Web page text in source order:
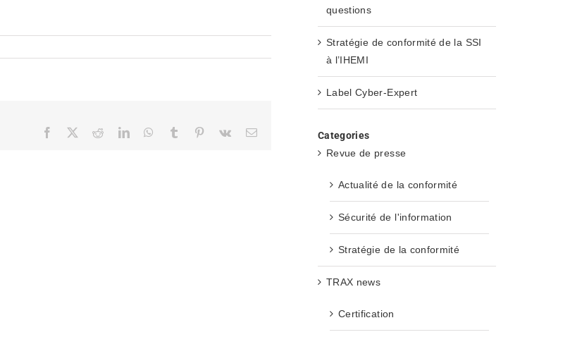
Facebook RedditLinkedInWhatsApp
Tumblr Pinterest
Vk Email
questions
Stratégie de conformité de la SSI
à l’IHEMI
Label Cyber-Expert
Categories
Revue de presse
Actualité de la conformité
Sécurité de l'information
Stratégie de la conformité
TRAX news
Certification